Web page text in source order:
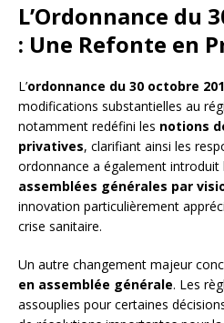
L’Ordonnance du
: Une Refonte en
L’ordonnance du 30 octobre
modifications substantielles au
notamment redéfini les notions
privatives, clarifiant ainsi les
ordonnance a également introduit
assemblées générales par
innovation particulièrement
crise sanitaire.
Un autre changement majeur
en assemblée générale. Les
assouplies pour certaines